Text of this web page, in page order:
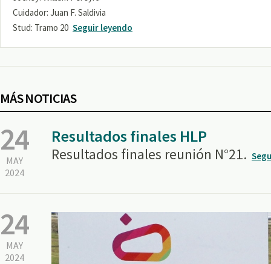
Cuidador: Juan F. Saldivia
Stud: Tramo 20 Seguir leyendo
MÁS NOTICIAS
24
MAY
2024
Resultados finales HLP
Resultados finales reunión N°21.
24
MAY
2024